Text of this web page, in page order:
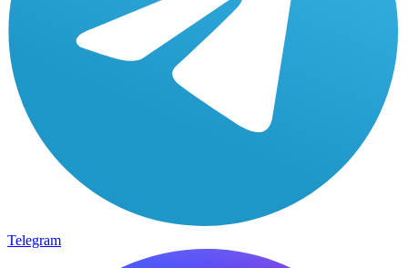
Telegram